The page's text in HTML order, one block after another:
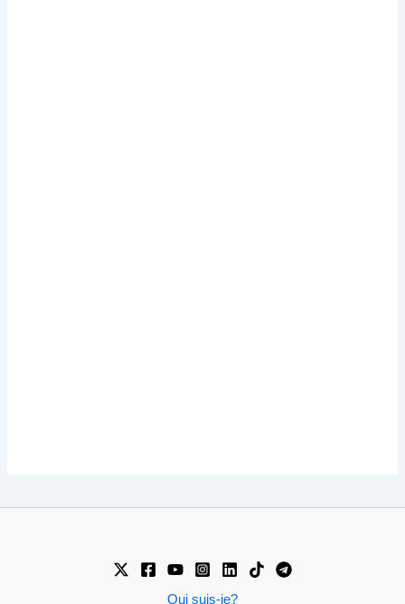
Qui suis-je?